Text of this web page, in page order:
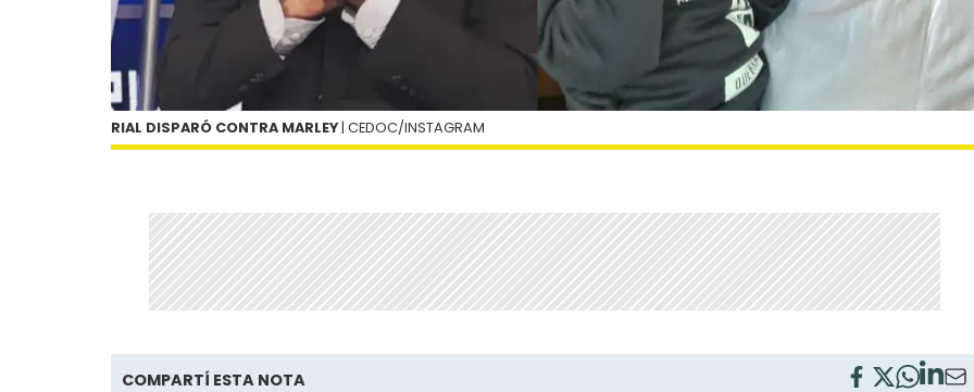
RIAL DISPARÓ CONTRA MARLEY| CEDOC/INSTAGRAM
COMPARTÍ ESTA NOTA